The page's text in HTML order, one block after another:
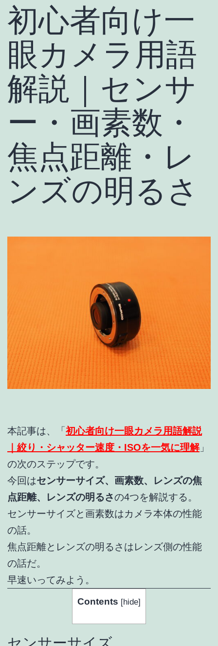
初心者向け一
眼カメラ用語
解説｜センサ
ー・画素数・
焦点距離・レ
ンズの明るさ
本記事は、「 初心者向け一眼カメラ用語解説
｜絞り・シャッター速度・ISOを一気に理解」
の次のステップです。
今回はセンサーサイズ、画素数、レンズの焦
点距離、レンズの明るさの4つを解説する。
センサーサイズと画素数はカメラ本体の性能
の話。
焦点距離とレンズの明るさはレンズ側の性能
の話だ。
早速いってみよう。
Contents [hide]